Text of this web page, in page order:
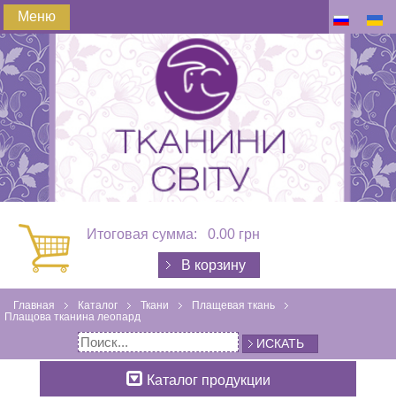
Меню
Итоговая сумма: 0.00 грн
В корзину
Главная Каталог Ткани
Плащевая ткань
Плащова тканина леопард
ИСКАТЬ
Каталог продукции